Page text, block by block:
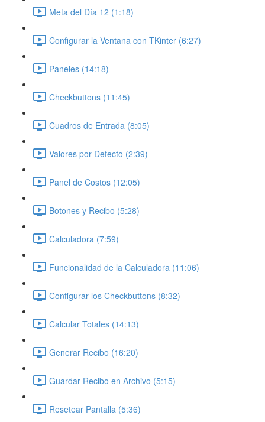
Meta del Día 12 (1:18)
Configurar la Ventana con TKinter (6:27)
Paneles (14:18)
Checkbuttons (11:45)
Cuadros de Entrada (8:05)
Valores por Defecto (2:39)
Panel de Costos (12:05)
Botones y Recibo (5:28)
Calculadora (7:59)
Funcionalidad de la Calculadora (11:06)
Configurar los Checkbuttons (8:32)
Calcular Totales (14:13)
Generar Recibo (16:20)
Guardar Recibo en Archivo (5:15)
Resetear Pantalla (5:36)